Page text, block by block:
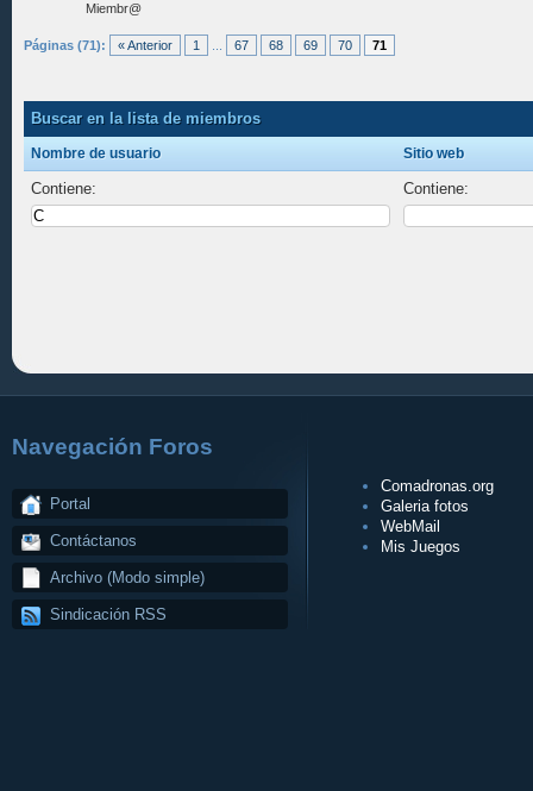
Miembr@
Páginas (71): « Anterior 1 67 68 69 70 71
Buscar en la lista de miembros
Nombre de usuario Sitio web
Contiene: Contiene:
Navegación Foros
Portal
Contáctanos
Archivo (Modo simple)
Sindicación RSS
Comadronas.org
Galeria fotos
WebMail
Mis Juegos